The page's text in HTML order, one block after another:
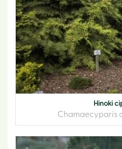
Hinoki
Chamaecyparis